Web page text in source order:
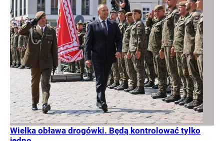
Wielka obława drogówki. Będą kontrolować tylko